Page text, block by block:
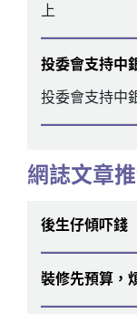
上
投委會支持中
投委會支持中
網誌文章
後生仔傾吓錢
裝修先預算，